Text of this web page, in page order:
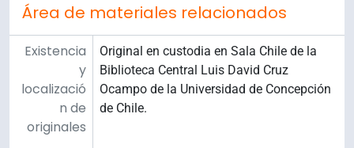
Área de materiales relacionados
Existencia
y
localizació
n de
originales
Original en custodia en Sala Chile de la
Biblioteca Central Luis David Cruz
Ocampo de la Universidad de Concepción
de Chile.